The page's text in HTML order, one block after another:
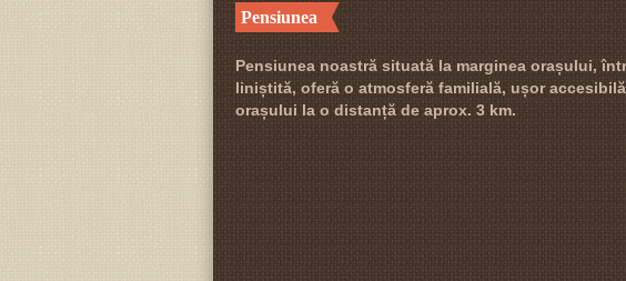
Pensiunea
Pensiunea noastră situată la marginea orașului,
liniștită, oferă o atmosferă familială, ușor
orașului la o distanță de aprox. 3 km.